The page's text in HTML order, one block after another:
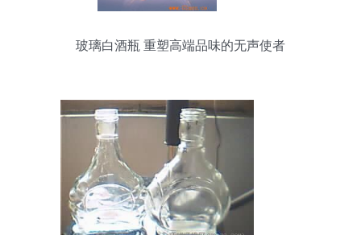
玻璃白酒瓶 重塑高端品味的无声使者